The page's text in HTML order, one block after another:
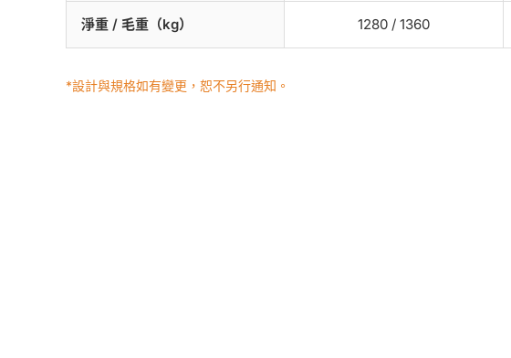
淨重 / 毛重（kg） 1280 / 1360
*設計與規格如有變更，恕不另行通知。